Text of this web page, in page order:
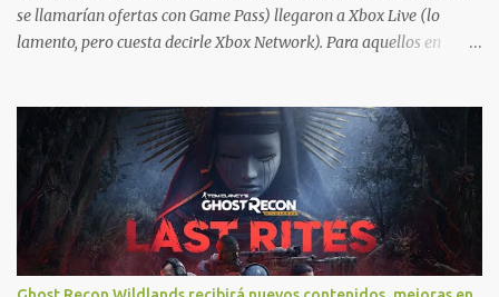
se llamarían ofertas con Game Pass) llegaron a Xbox Live (lo
lamento, pero cuesta decirle Xbox Network). Para aquellos en
jugarlos y mantener un progreso compartido en Windows PC y
Xbox, y tenemos un listado de juegos compatibles por acá . ¿Aún
necesitas una mano con las compras? Tenemos un tutorial extenso
o en vídeo para que se quiten todas las dudas generales de cómo
hacer compras en Xbox . Podes consultar un listado más completo
de promociones desde xbox.com. El post puede tener
actualizaciones regulares o cambios ante cualquier error. Ofertas